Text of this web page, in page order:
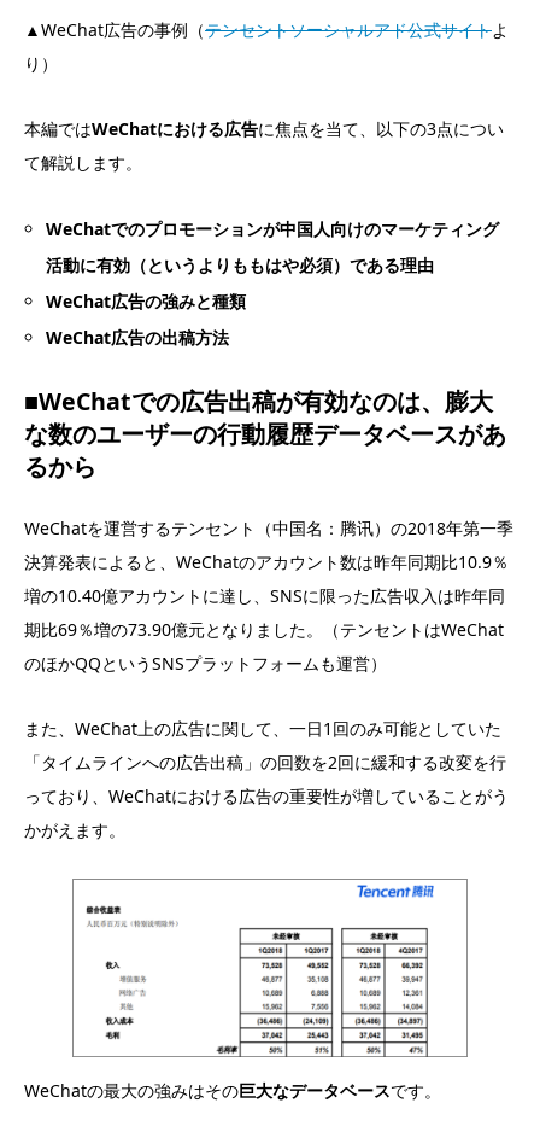
▲WeChat広告の事例（テンセントソーシャルアド公式サイトよ
り）
本編ではWeChatにおける広告に焦点を当て、以下の3点につい
て解説します。
WeChatでのプロモーションが中国人向けのマーケティング
活動に有効（というよりももはや必須）である理由
WeChat広告の強みと種類
WeChat広告の出稿方法
■WeChatでの広告出稿が有効なのは、膨大
な数のユーザーの行動履歴データベースがあ
るから
WeChatを運営するテンセント（中国名：腾讯）の2018年第一季
決算発表によると、WeChatのアカウント数は昨年同期比10.9％
増の10.40億アカウントに達し、SNSに限った広告収入は昨年同
期比69％増の73.90億元となりました。（テンセントはWeChat
のほかQQというSNSプラットフォームも運営）
また、WeChat上の広告に関して、一日1回のみ可能としていた
「タイムラインへの広告出稿」の回数を2回に緩和する改変を行
っており、WeChatにおける広告の重要性が増していることがう
かがえます。
WeChatの最大の強みはその巨大なデータベースです。